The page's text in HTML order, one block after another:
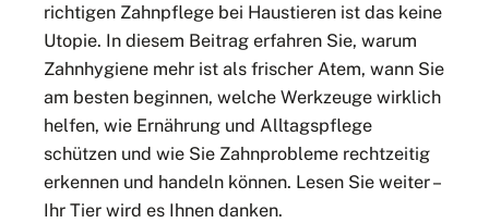
richtigen Zahnpflege bei Haustieren ist das keine
Utopie. In diesem Beitrag erfahren Sie, warum
Zahnhygiene mehr ist als frischer Atem, wann Sie
am besten beginnen, welche Werkzeuge wirklich
helfen, wie Ernährung und Alltagspflege
schützen und wie Sie Zahnprobleme rechtzeitig
erkennen und handeln können. Lesen Sie weiter –
Ihr Tier wird es Ihnen danken.